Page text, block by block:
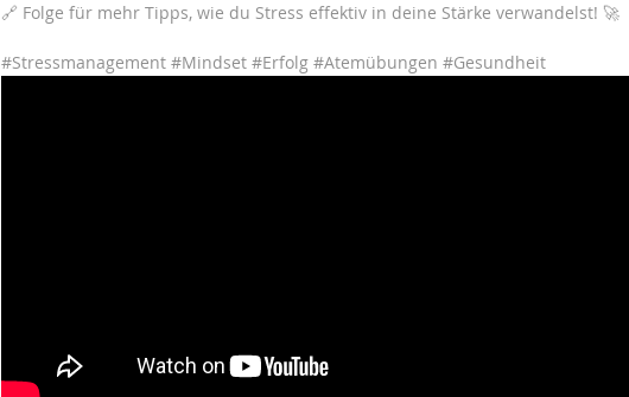
🔗 Folge für mehr Tipps, wie du Stress effektiv in deine Stärke verwandelst! 🚀
#Stressmanagement #Mindset #Erfolg #Atemübungen #Gesundheit